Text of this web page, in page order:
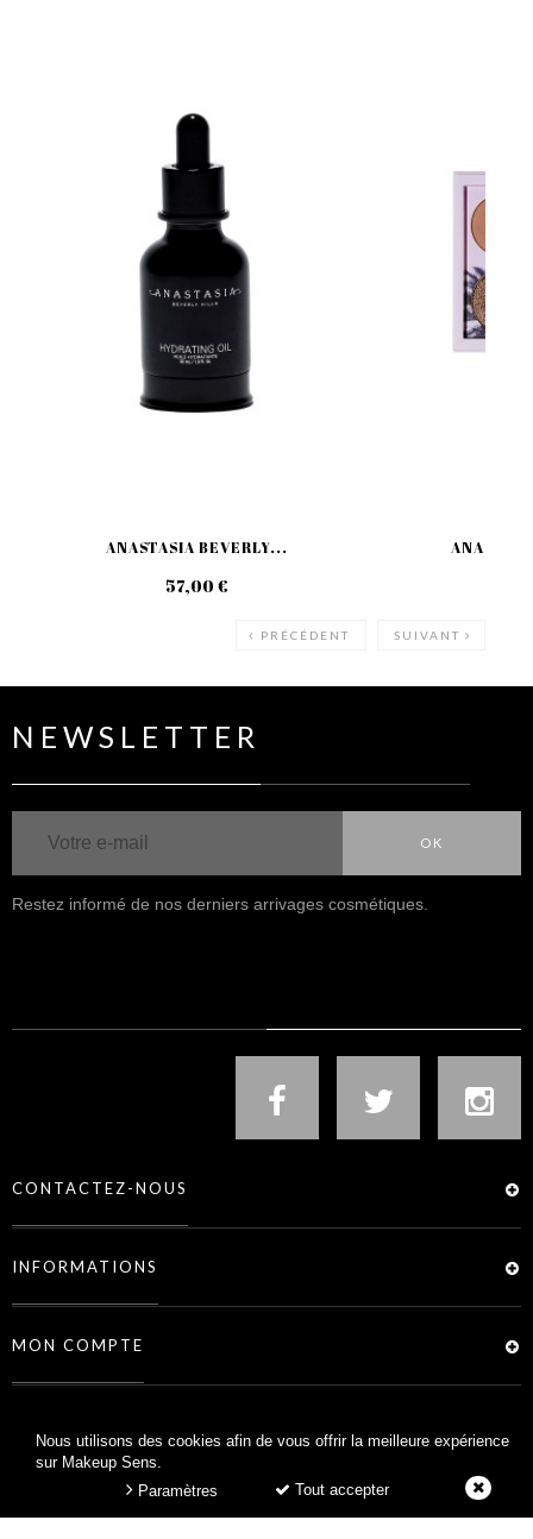
Nous utilisons des cookies afin de vous offrir la meilleure expérience
sur Makeup Sens.
Tout accepter
Paramètres
ANASTASIA BEVERLY...
57,00 €
PRÉCÉDENT SUIVANT
NEWSLETTER
OK
Restez informé de nos derniers arrivages cosmétiques.
CONTACTEZ-NOUS
INFORMATIONS
MON COMPTE